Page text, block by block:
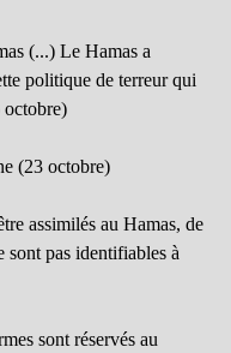
(...) Le Hamas a
politique de terreur qui
octobre)
(23 octobre)
assimilés au Hamas, de
sont pas identifiables à
sont réservés au